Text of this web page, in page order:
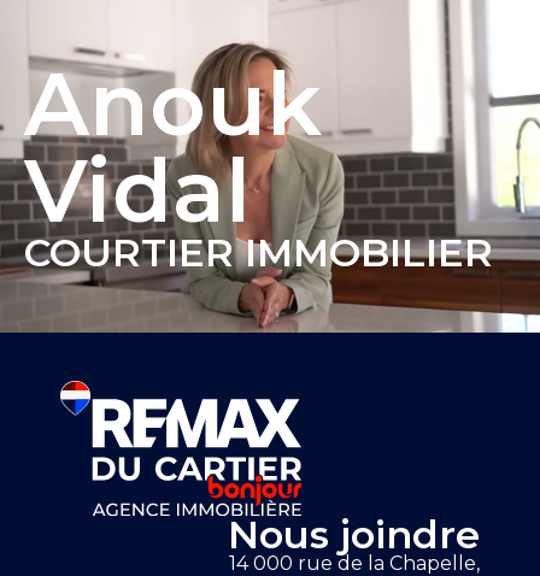
Anouk
Vidal
COURTIER IMMOBILIER
Nous joindre
14 000 rue de la Chapelle,